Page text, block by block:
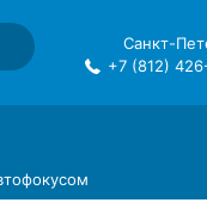
Санкт-
+7 (812)